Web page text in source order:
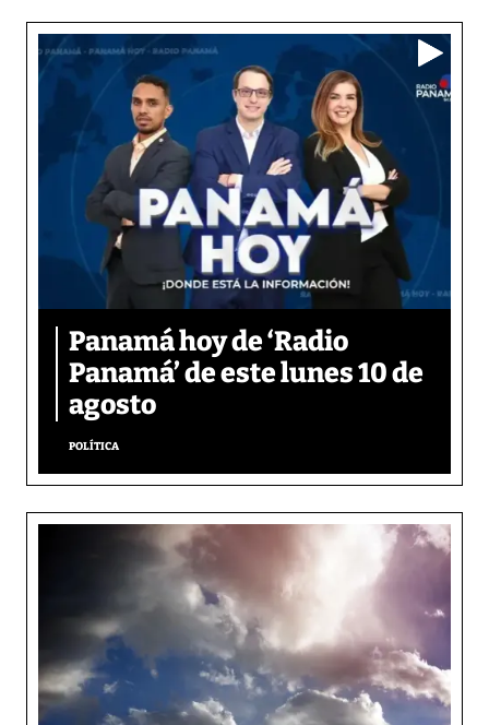
Panamá hoy de ‘Radio
Panamá’ de este lunes 10 de
agosto
POLÍTICA